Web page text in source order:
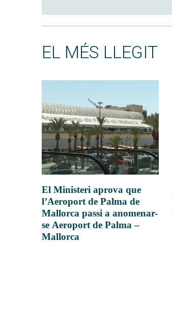
EL MÉS LLEGIT
El Ministeri aprova que
l’Aeroport de Palma de
Mallorca passi a anomenar-
se Aeroport de Palma –
Mallorca